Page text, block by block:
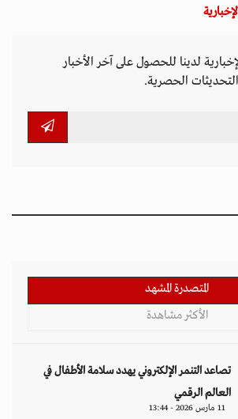
لدينا للحصول على آخر الأخبار
الحصرية.
المتصدرة المشهد
الأكثر مشاهدة
تصاعد التنمر الإلكتروني يهدد سلامة الأطفال في
العالم الرقمي
11 مارس 2026 - 13:44